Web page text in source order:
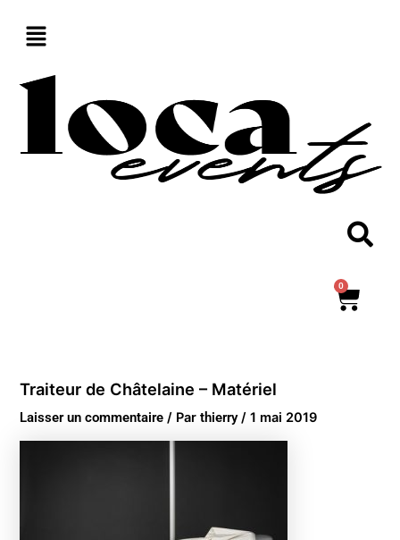
0
Traiteur de Châtelaine – Matériel
Laisser un commentaire / Parthierry/1 mai 2019